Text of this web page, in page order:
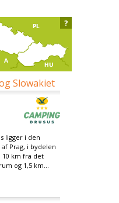
Slowakiet
ligger i den
Prag, i bydelen
km fra det
og 1,5 km...
?